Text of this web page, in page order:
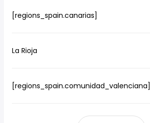
[regions_spain.canarias]
La Rioja
[regions_spain.comunidad_valenciana]